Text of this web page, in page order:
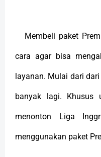
Membeli paket
cara agar bisa
layanan. Mulai dari dari
banyak lagi. Khusus
menonton Liga
menggunakan paket